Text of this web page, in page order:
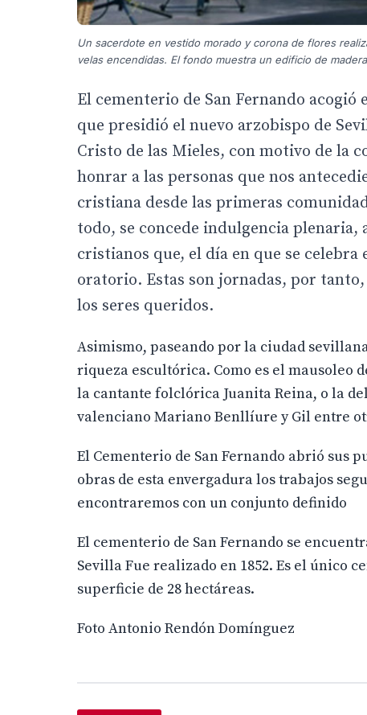
Un sacerdote en vestido morado y corona de flores
velas encendidas. El fondo muestra un edificio de
El cementerio de San Fernando
que presidió el nuevo arzobispo de
Cristo de las Mieles, con motivo de la
honrar a las personas que nos
cristiana desde las primeras
todo, se concede indulgencia plenaria,
cristianos que, el día en que se
oratorio. Estas son jornadas, por
los seres queridos.
Asimismo, paseando por la ciudad
riqueza escultórica. Como es el mausoleo
la cantante folclórica Juanita Reina, o la
valenciano Mariano Benllíure y Gil entre
El Cementerio de San Fernando abrió sus
obras de esta envergadura los trabajos
encontraremos con un conjunto definido
El cementerio de San Fernando se
Sevilla Fue realizado en 1852. Es el único
superficie de 28 hectáreas.
Foto Antonio Rendón Domínguez